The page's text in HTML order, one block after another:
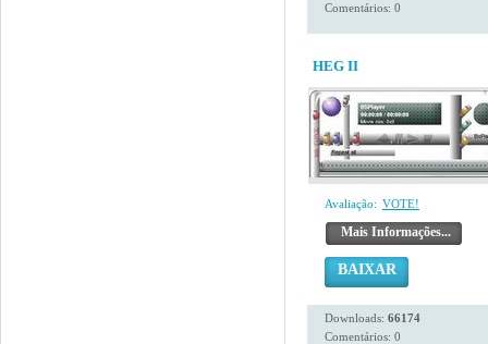
Comentários: 0
HEG II
Avaliação: VOTE!
Mais Informações...
BAIXAR
Downloads: 66174
Comentários: 0